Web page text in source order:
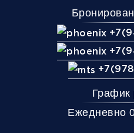
1 сумка
Дополнительный
График
Ежедневно